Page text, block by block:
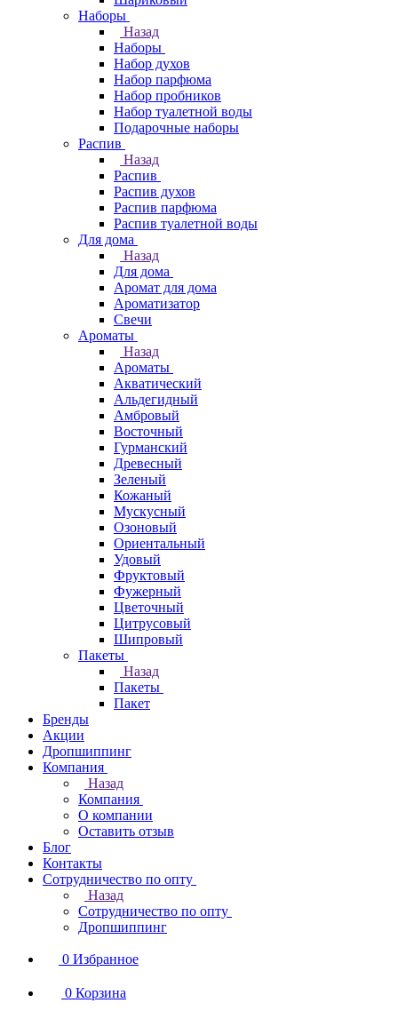
Наборы
Назад
Наборы
Набор духов
Набор парфюма
Набор пробников
Набор туалетной воды
Подарочные наборы
Распив
Назад
Распив
Распив духов
Распив парфюма
Распив туалетной воды
Для дома
Назад
Для дома
Аромат для дома
Ароматизатор
Свечи
Ароматы
Назад
Ароматы
Акватический
Альдегидный
Амбровый
Восточный
Гурманский
Древесный
Зеленый
Кожаный
Мускусный
Озоновый
Ориентальный
Удовый
Фруктовый
Фужерный
Цветочный
Цитрусовый
Шипровый
Пакеты
Назад
Пакеты
Пакет
Бренды
Акции
Дропшиппинг
Компания
Назад
Компания
О компании
Оставить отзыв
Блог
Контакты
Сотрудничество по опту
Назад
Сотрудничество по опту
Дропшиппинг
0 Избранное
0 Корзина